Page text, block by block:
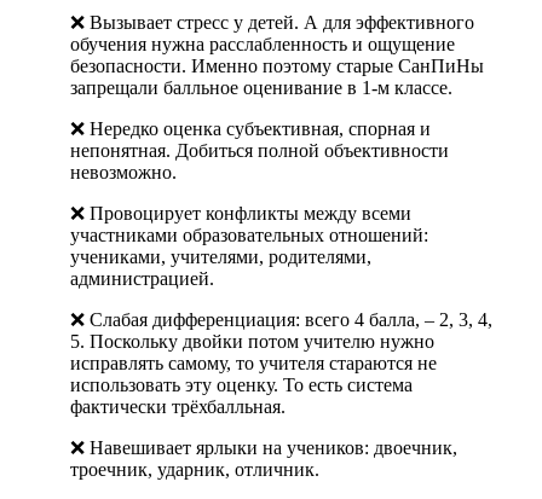
❌ Вызывает стресс у детей. А для эффективного
обучения нужна расслабленность и ощущение
безопасности. Именно поэтому старые СанПиНы
запрещали балльное оценивание в 1-м классе.
❌ Нередко оценка субъективная, спорная и
непонятная. Добиться полной объективности
невозможно.
❌ Провоцирует конфликты между всеми
участниками образовательных отношений:
учениками, учителями, родителями,
администрацией.
❌ Слабая дифференциация: всего 4 балла, – 2, 3, 4,
5. Поскольку двойки потом учителю нужно
исправлять самому, то учителя стараются не
использовать эту оценку. То есть система
фактически трёхбалльная.
❌ Навешивает ярлыки на учеников: двоечник,
троечник, ударник, отличник.